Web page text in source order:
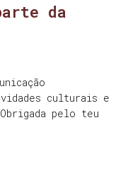
da
culturais e
pelo teu